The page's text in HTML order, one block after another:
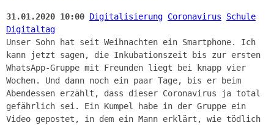
31.01.2020 10:00 Digitalisierung Coronavirus
Schule
Digitaltag
Unser Sohn hat seit Weihnachten ein Smartphone. Ich
kann jetzt sagen, die Inkubationszeit bis zur ersten
WhatsApp-Gruppe mit Freunden liegt bei knapp vier
Wochen. Und dann noch ein paar Tage, bis er beim
Abendessen erzählt, dass dieser Coronavirus ja total
gefährlich sei. Ein Kumpel habe in der Gruppe ein
Video gepostet, in dem ein Mann erklärt, wie tödlich